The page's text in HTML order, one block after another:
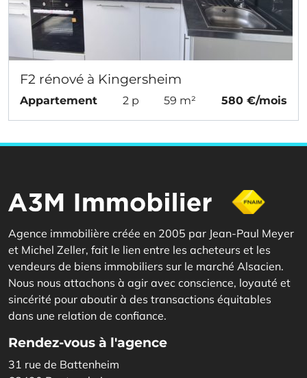
F2 rénové à Kingersheim
Appartement 2 p 59 m² 580 €/mois
Agence immobilière créée en 2005 par Jean-Paul Meyer
et Michel Zeller, fait le lien entre les acheteurs et les
vendeurs de biens immobiliers sur le marché Alsacien.
Nous nous attachons à agir avec conscience, loyauté et
sincérité pour aboutir à des transactions équitables
dans une relation de confiance.
Rendez-vous à l'agence
31 rue de Battenheim